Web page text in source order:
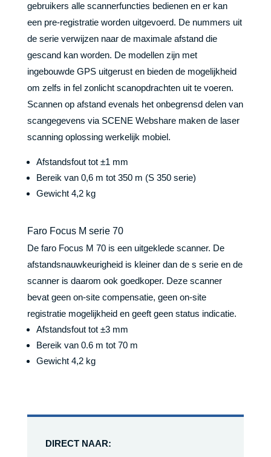
gebruikers alle scannerfuncties bedienen en er kan
een pre-registratie worden uitgevoerd. De nummers uit
de serie verwijzen naar de maximale afstand die
gescand kan worden. De modellen zijn met
ingebouwde GPS uitgerust en bieden de mogelijkheid
om zelfs in fel zonlicht scanopdrachten uit te voeren.
Scannen op afstand evenals het onbegrensd delen van
scangegevens via SCENE Webshare maken de laser
scanning oplossing werkelijk mobiel.
Afstandsfout tot ±1 mm
Bereik van 0,6 m tot 350 m (S 350 serie)
Gewicht 4,2 kg
Faro Focus M serie 70
De faro Focus M 70 is een uitgeklede scanner. De
afstandsnauwkeurigheid is kleiner dan de s serie en de
scanner is daarom ook goedkoper. Deze scanner
bevat geen on-site compensatie, geen on-site
registratie mogelijkheid en geeft geen status indicatie.
Afstandsfout tot ±3 mm
Bereik van 0.6 m tot 70 m
Gewicht 4,2 kg
DIRECT NAAR: